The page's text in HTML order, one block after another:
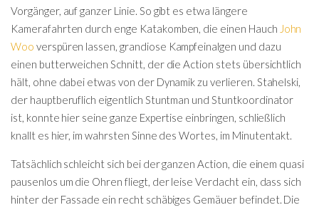
Vorgänger, auf ganzer Linie. So gibt es etwa längere
Kamerafahrten durch enge Katakomben, die einen Hauch John
Woo verspüren lassen, grandiose Kampfeinalgen und dazu
einen butterweichen Schnitt, der die Action stets übersichtlich
hält, ohne dabei etwas von der Dynamik zu verlieren. Stahelski,
der hauptberuflich eigentlich Stuntman und Stuntkoordinator
ist, konnte hier seine ganze Expertise einbringen, schließlich
knallt es hier, im wahrsten Sinne des Wortes, im Minutentakt.
Tatsächlich schleicht sich bei der ganzen Action, die einem quasi
pausenlos um die Ohren fliegt, der leise Verdacht ein, dass sich
hinter der Fassade ein recht schäbiges Gemäuer befindet. Die